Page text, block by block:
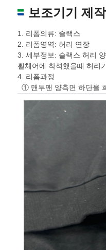
보조기기 제
1. 리폼의류: 슬랙스
2. 리폼영역: 허리 연장
3. 세부정보: 슬랙스 허리
휠체어에 착석했을때 허리
4. 리폼과정
① 맨투맨 양측면 하단을